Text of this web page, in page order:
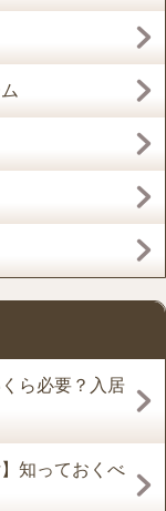
ら必要？入居
知っておくべ